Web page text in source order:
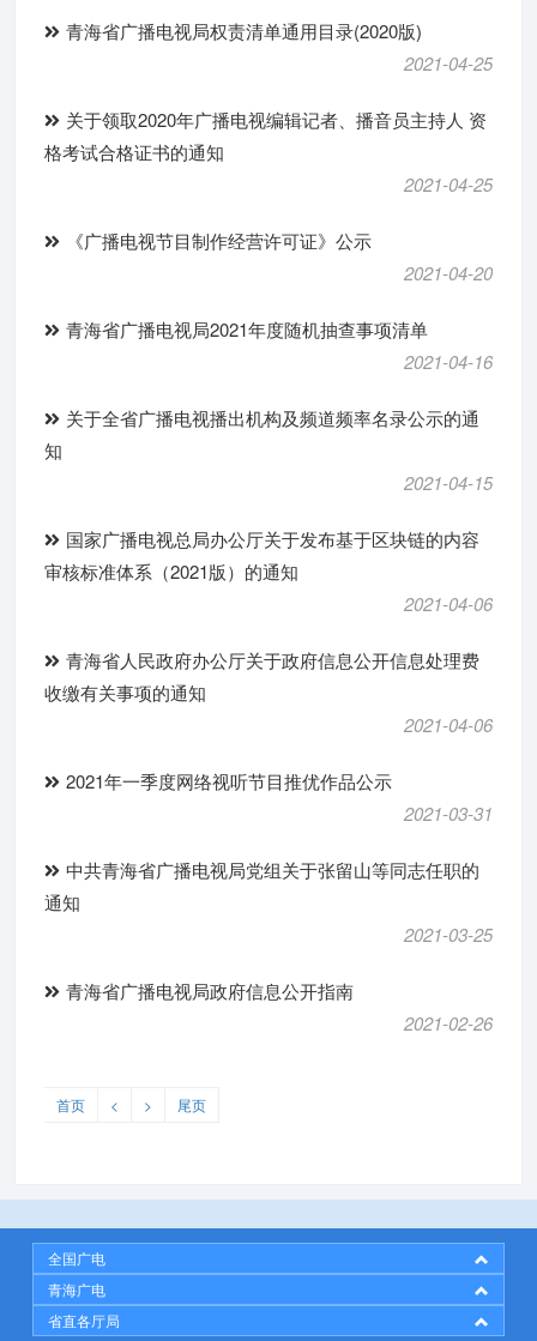
青海省广播电视局权责清单通用目录(2020版)
2021-04-25
关于领取2020年广播电视编辑记者、播音员主持人 资
格考试合格证书的通知
2021-04-25
《广播电视节目制作经营许可证》公示
2021-04-20
青海省广播电视局2021年度随机抽查事项清单
2021-04-16
关于全省广播电视播出机构及频道频率名录公示的通
知
2021-04-15
国家广播电视总局办公厅关于发布基于区块链的内容
审核标准体系（2021版）的通知
2021-04-06
青海省人民政府办公厅关于政府信息公开信息处理费
收缴有关事项的通知
2021-04-06
2021年一季度网络视听节目推优作品公示
2021-03-31
中共青海省广播电视局党组关于张留山等同志任职的
通知
2021-03-25
青海省广播电视局政府信息公开指南
2021-02-26
首页 < > 尾页
全国广电
青海广电
省直各厅局